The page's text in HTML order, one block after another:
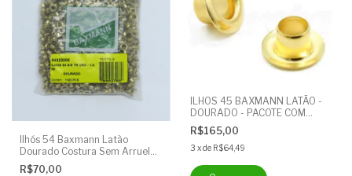
Ilhós 54 Baxmann Latão
Dourado Costura Sem Arruela
1000 Unidades
R$70,00
ILHOS 45 BAXMANN LATÃO -
DOURADO - PACOTE COM
1000 ILHOSES (SEM ARRUELA)
R$165,00
3 xde R$64,49